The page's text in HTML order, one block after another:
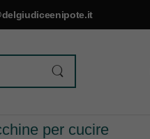
per cucire